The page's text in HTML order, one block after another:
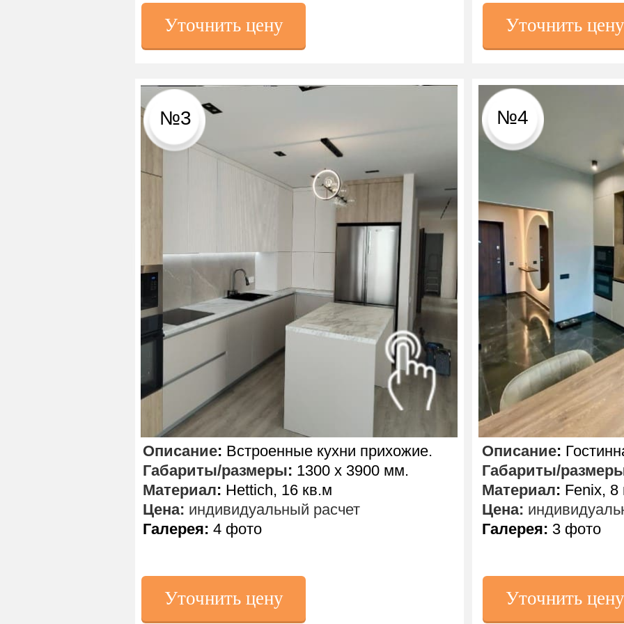
Уточнить цену
№3
Уточнить цену Уточнить цену
Описание: Встроенные кухни прихожие.
Габариты/размеры: 1300 х 3900 мм.
Материал: Hettich, 16 кв.м
Цена: индивидуальный расчет
Галерея: 4 фото
№4
Уточнить цену
Описание:
Габариты/
Материал: Fenix, 8
Цена:
Галерея: 3 фото